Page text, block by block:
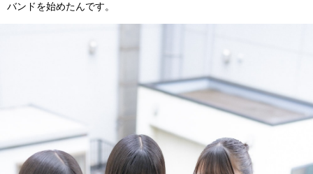
バンドを始めたんです。